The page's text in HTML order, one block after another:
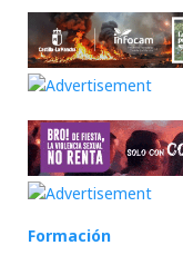
Formación